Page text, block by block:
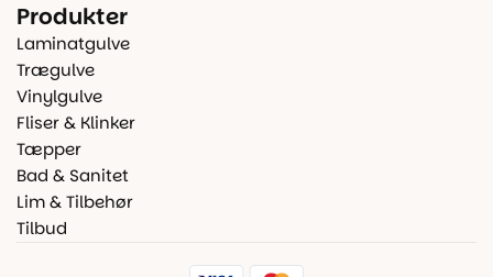
Produkter
Laminatgulve
Trægulve
Vinylgulve
Fliser & Klinker
Tæpper
Bad & Sanitet
Lim & Tilbehør
Tilbud